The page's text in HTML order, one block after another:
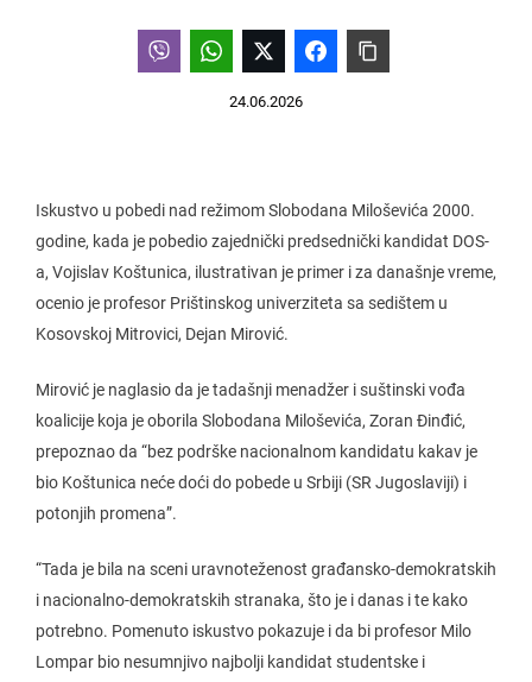
24.06.2026
Iskustvo u pobedi nad režimom Slobodana Miloševića 2000.
godine, kada je pobedio zajednički predsednički kandidat DOS-
a, Vojislav Koštunica, ilustrativan je primer i za današnje vreme,
ocenio je profesor Prištinskog univerziteta sa sedištem u
Kosovskoj Mitrovici, Dejan Mirović.
Mirović je naglasio da je tadašnji menadžer i suštinski vođa
koalicije koja je oborila Slobodana Miloševića, Zoran Đinđić,
prepoznao da “bez podrške nacionalnom kandidatu kakav je
bio Koštunica neće doći do pobede u Srbiji (SR Jugoslaviji) i
potonjih promena”.
“Tada je bila na sceni uravnoteženost građansko-demokratskih
i nacionalno-demokratskih stranaka, što je i danas i te kako
potrebno. Pomenuto iskustvo pokazuje i da bi profesor Milo
Lompar bio nesumnjivo najbolji kandidat studentske i